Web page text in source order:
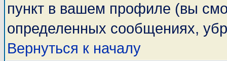
пункт в вашем профиле (вы
определенных сообщениях,
Вернуться к началу